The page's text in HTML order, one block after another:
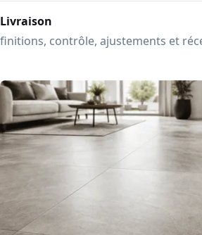
Livraison
finitions, contrôle, ajustements et